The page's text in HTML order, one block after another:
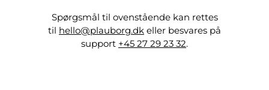
Spørgsmål til ovenstående kan rettes
til hello@plauborg.dk eller besvares på
support +45 27 29 23 32.